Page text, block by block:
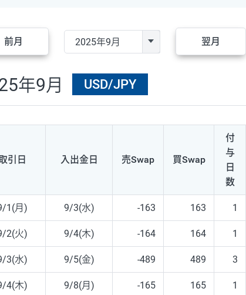
前月 翌月
年9月 USD/JPY
引日 入出金日 売Swap 買Swap
付
与
日
数
1(月) 9/3(水) -163 163 1
2(火) 9/4(木) -164 164 1
3(水) 9/5(金) -489 489 3
4(木) 9/8(月) -165 165 1